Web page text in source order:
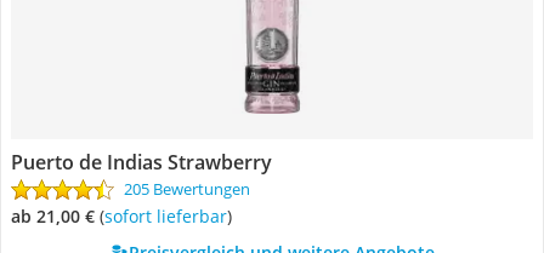
Puerto de Indias Strawberry
205 Bewertungen
ab 21,00 € ( Sofort lieferbar)